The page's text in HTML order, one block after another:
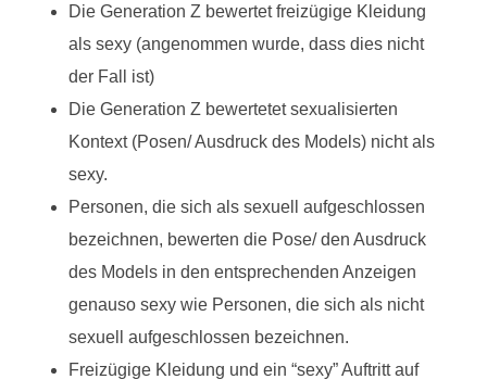
Die Generation Z bewertet freizügige Kleidung
als sexy (angenommen wurde, dass dies nicht
der Fall ist)
Die Generation Z bewertetet sexualisierten
Kontext (Posen/ Ausdruck des Models) nicht als
sexy.
Personen, die sich als sexuell aufgeschlossen
bezeichnen, bewerten die Pose/ den Ausdruck
des Models in den entsprechenden Anzeigen
genauso sexy wie Personen, die sich als nicht
sexuell aufgeschlossen bezeichnen.
Freizügige Kleidung und ein “sexy” Auftritt auf